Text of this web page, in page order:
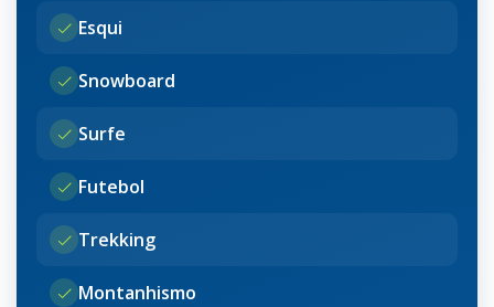
Esqui
Snowboard
Surfe
Futebol
Trekking
Montanhismo